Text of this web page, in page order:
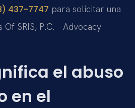
437-7747 para solicitar una
SRIS, P.C. – Advocacy
el abuso
en el